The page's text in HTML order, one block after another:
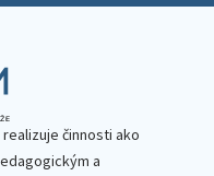
činnosti ako
a